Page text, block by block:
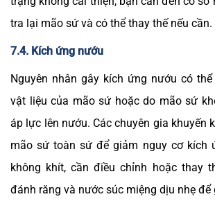
tra lại mão sứ và có thể thay thế nếu cần.
7.4. Kích ứng nướu
Nguyên nhân gây kích ứng nướu có
vật liệu của mão sứ hoặc do mão sứ
áp lực lên nướu. Các chuyên gia khuyến
mão sứ toàn sứ để giảm nguy cơ kích
không khít, cần điều chỉnh hoặc thay
đánh răng và nước súc miệng dịu nhẹ để